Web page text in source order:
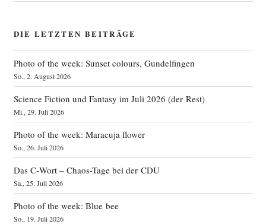
DIE LETZTEN BEITRÄGE
Photo of the week: Sunset colours, Gundelfingen
So., 2. August 2026
Science Fiction und Fantasy im Juli 2026 (der Rest)
Mi., 29. Juli 2026
Photo of the week: Maracuja flower
So., 26. Juli 2026
Das C‑Wort – Chaos-Tage bei der CDU
Sa., 25. Juli 2026
Photo of the week: Blue bee
So., 19. Juli 2026